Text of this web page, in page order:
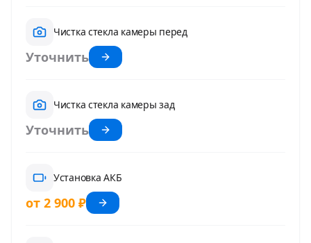
Чистка стекла камеры перед
Уточнить
Чистка стекла камеры зад
Уточнить
Установка АКБ
от 2 900 ₽